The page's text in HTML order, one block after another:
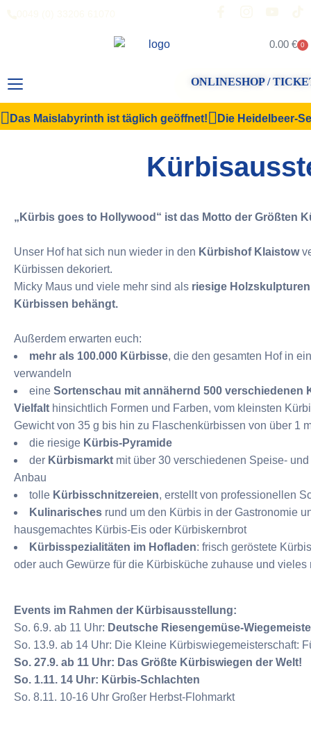
0.00 € 0
ONLINESHOP /
Das Maislabyrinth ist täglich geöffnet! Die Heidelbeer-
„Kürbis goes to Hollywood“ ist das Motto der Größten
Unser Hof hat sich nun wieder in den Kürbishof Klaistow
Kürbissen dekoriert.
Micky Maus und viele mehr sind als riesige Holzskulpturen
Kürbissen behängt.
Außerdem erwarten euch:
mehr als 100.000 Kürbisse, die den gesamten Hof in
verwandeln
eine Sortenschau mit annähernd 500 verschiedenen
Vielfalt hinsichtlich Formen und Farben, vom kleinsten
Gewicht von 35 g bis hin zu Flaschenkürbissen von über 1
die riesige Kürbis-Pyramide
der Kürbismarkt mit über 30 verschiedenen Speise-
Anbau
tolle Kürbisschnitzereien, erstellt von professionellen
Kulinarisches rund um den Kürbis in der Gastronomie
hausgemachtes Kürbis-Eis oder Kürbiskernbrot
Kürbisspezialitäten im Hofladen: frisch geröstete
oder auch Gewürze für die Kürbisküche zuhause und vieles
Events im Rahmen der Kürbisausstellung:
So. 6.9. ab 11 Uhr: Deutsche Riesengemüse-
So. 13.9. ab 14 Uhr: Die Kleine Kürbiswiegemeisterschaft:
So. 27.9. ab 11 Uhr: Das Größte Kürbiswiegen der Welt!
So. 1.11. 14 Uhr: Kürbis-Schlachten
So. 8.11. 10-16 Uhr Großer Herbst-Flohmarkt